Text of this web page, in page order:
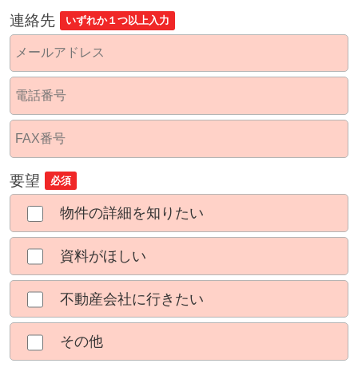
連絡先 いずれか１つ以上入力
要望 必須
物件の詳細を知りたい
資料がほしい
不動産会社に行きたい
その他